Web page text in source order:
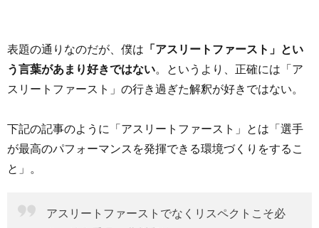
表題の通りなのだが、僕は 「アスリートファースト」とい
う言葉があまり好きではない 。というより、正確には「ア
スリートファースト」の行き過ぎた解釈が好きではない。
下記の記事のように「アスリートファースト」とは「選手
が最高のパフォーマンスを発揮できる環境づくりをするこ
と」。
アスリートファーストでなくリスペクトこそ必